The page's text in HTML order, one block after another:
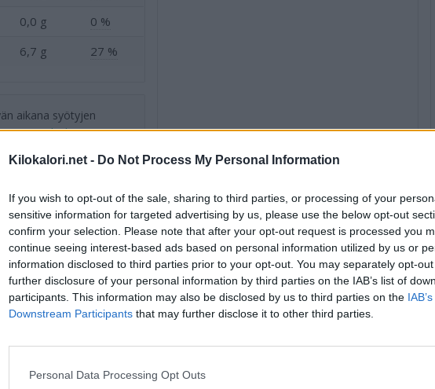
Kilokalori.net - Do Not Process My Personal Information
If you wish to opt-out of the sale, sharing to third parties, or processing of your
sensitive information for targeted advertising by us, please use the below opt-out
confirm your selection. Please note that after your opt-out request is processed you
continue seeing interest-based ads based on personal information utilized by us or
information disclosed to third parties prior to your opt-out. You may separately opt-
further disclosure of your personal information by third parties on the IAB’s list of
participants. This information may also be disclosed by us to third parties on the
Downstream Participants that may further disclose it to other third parties.
Personal Data Processing Opt Outs
0,0 g
0 %
6,7 g 27 %
aikana syötyjen
Kokeile
syömääsi
.
Tavoite
Kivennäis- ja hivenaineet
Kivennäis- tai hivenaine
Tavoite